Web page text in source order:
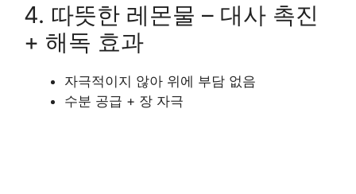
4. 따뜻한 레몬물 – 대사 촉진
+ 해독 효과
자극적이지 않아 위에 부담 없음
수분 공급 + 장 자극